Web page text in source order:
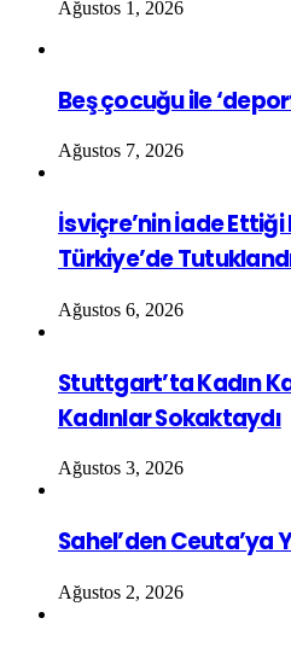
Ağustos 1, 2026
Beş çocuğu ile
Ağustos 7, 2026
İsviçre’nin İade
Türkiye’de
Ağustos 6, 2026
Stuttgart’ta Kadın
Kadınlar Sokaktaydı
Ağustos 3, 2026
Sahel’den Ceuta’ya
Ağustos 2, 2026